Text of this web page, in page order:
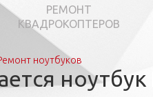
РЕМОНТ
КВАДРОКОПТЕРОВ
ноутбуков
ноутбук